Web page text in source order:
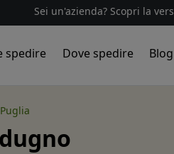
Sei un'azienda? Scopri la
spedire Dove spedire Blog